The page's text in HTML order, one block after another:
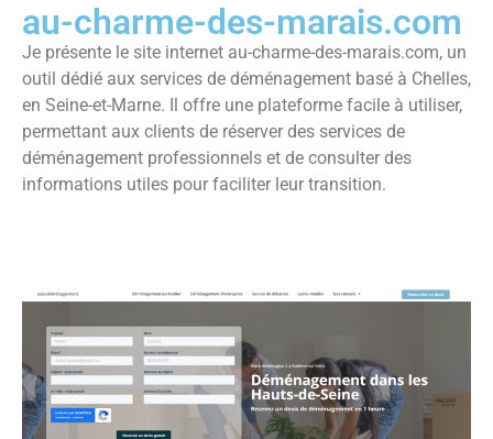
au-charme-des-marais.com
Je présente le site internet au-charme-des-marais.com, un
outil dédié aux services de déménagement basé à Chelles,
en Seine-et-Marne. Il offre une plateforme facile à utiliser,
permettant aux clients de réserver des services de
déménagement professionnels et de consulter des
informations utiles pour faciliter leur transition.